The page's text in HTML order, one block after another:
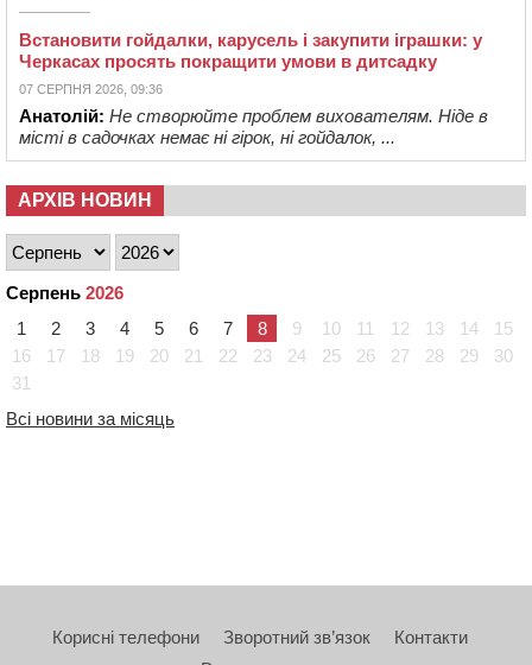
Встановити гойдалки, карусель і закупити іграшки: у
Черкасах просять покращити умови в дитсадку
07 СЕРПНЯ 2026, 09:36
Анатолій: Не створюйте проблем вихователям. Ніде в
місті в садочках немає ні гірок, ні гойдалок, ...
АРХІВ НОВИН
Серпень 2026
1
2 3 4 5 6 7 8 9 10 11 12 13 14
15
16
17 18 19 20 21 22 23 24 25 26 27 28 29
30
31
Всі новини за місяць
Корисні телефони Зворотний зв’язок
Контакти